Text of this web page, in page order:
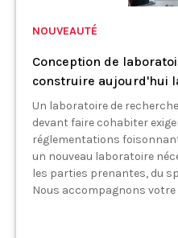
NOUVEAUTÉ
Conception de
construire aujourd'hui
Un laboratoire de
devant faire cohabiter
réglementations
un nouveau laboratoire
les parties prenantes, du
Nous accompagnons votre